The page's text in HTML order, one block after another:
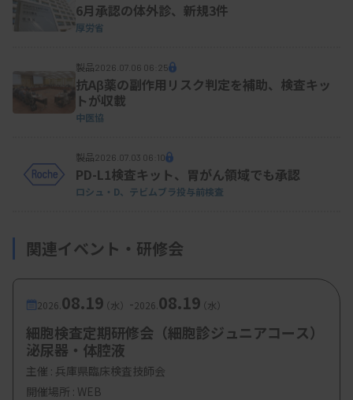
6月承認の体外診、新規3件
厚労省
製品2026.07.06 06:25
抗Aβ薬の副作用リスク判定を補助、検査キッ
トが収載
中医協
製品2026.07.03 06:10
PD-L1検査キット、胃がん領域でも承認
ロシュ・D、テビムブラ投与前検査
関連イベント・研修会
2026. 08.19（水） -2026. 08.19（水）
細胞検査定期研修会（細胞診ジュニアコース）
泌尿器・体腔液
主催 : 兵庫県臨床検査技師会
開催場所 : WEB